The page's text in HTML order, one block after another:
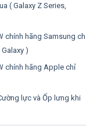
( Galaxy Z Series,
chính hãng Samsung
)
chính hãng Apple chỉ
lực và Ốp lưng khi